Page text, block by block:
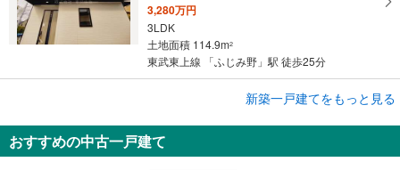
3,280万円
3LDK
土地面積 114.9m2
東武東上線 「ふじみ野」駅 徒歩25分
ライフバディサンセリテふじみ野市北野第11期
3,190万円
新築一戸建てをもっと見る
おすすめの中古一戸建て